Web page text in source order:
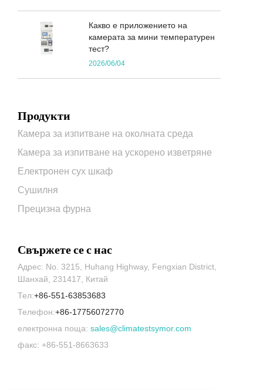
Какво е приложението на
камерата за мини температурен
тест?
2026/06/04
Продукти
Камера за изпитване на околната среда
Камера за изпитване на ускорено изветряне
Електронен сух шкаф
Сушилня
Прецизна фурна
Свържете се с нас
Адрес: No. 3215, Huhang Highway, Fengxian District,
Шанхай, 231417, Китай
Тел:+86-551-63853683
Телефон:+86-17756072770
електронна поща: sales@climatestsymor.com
факс: +86-551-8663633